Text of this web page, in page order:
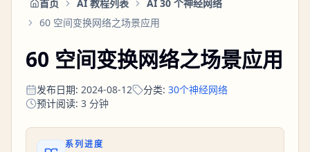
首页 AI 教程列表
AI 30 个神经网络
60 空间变换网络之场景应用
60 空间变换网络之场景应用
发布日期: 2024-08-12 分类: 30个神经网络
预计阅读: 3 分钟
系列进度